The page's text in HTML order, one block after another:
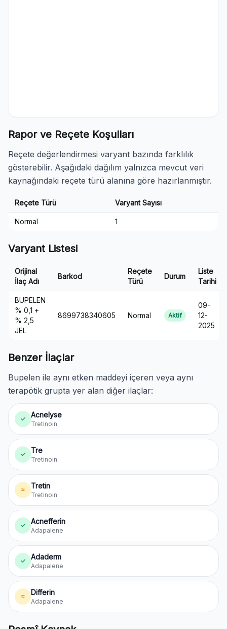
Rapor ve Reçete Koşulları
Reçete değerlendirmesi varyant bazında farklılık
gösterebilir. Aşağıdaki dağılım yalnızca mevcut veri
kaynağındaki reçete türü alanına göre hazırlanmıştır.
Reçete Türü Varyant Sayısı
Normal 1
Varyant Listesi
Orijinal
İlaç Adı
Barkod
Reçete
Türü
Durum
Liste
Tarihi
BUPELEN
% 0,1 +
% 2,5
JEL
8699738340605 Normal Aktif
09-
12-
2025
Benzer İlaçlar
Bupelen ile aynı etken maddeyi içeren veya aynı
terapötik grupta yer alan diğer ilaçlar:
✓ Acnelyse
Tretinoin
✓ Tre
Tretinoin
≈ Tretin
Tretinoin
✓ Acnefferin
Adapalene
✓ Adaderm
Adapalene
≈ Differin
Adapalene